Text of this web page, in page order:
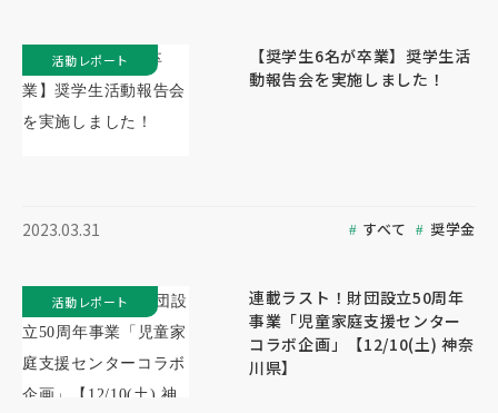
【奨学生6名が卒業】奨学生活
動報告会を実施しました！
2023.03.31 すべて 奨学金
活動レポート
連載ラスト！財団設立50周年
事業「児童家庭支援センター
コラボ企画」【12/10(土) 神奈
川県】
活動レポート